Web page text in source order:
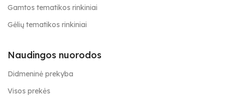
Gamtos tematikos rinkiniai
Gėlių tematikos rinkiniai
Naudingos nuorodos
Didmeninė prekyba
Visos prekės